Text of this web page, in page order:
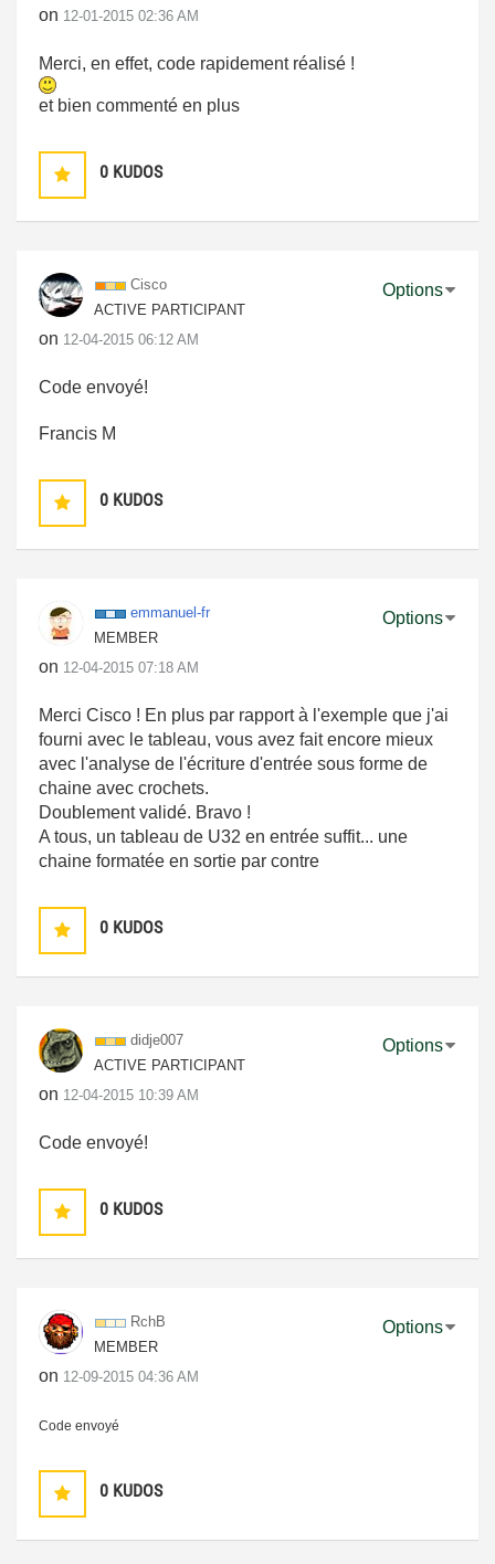
on ‎12-01-2015 02:36 AM
Merci, en effet, code rapidement réalisé !
et bien commenté en plus
0 KUDOS
Cisco
ACTIVE PARTICIPANT
on ‎12-04-2015 06:12 AM
Options
Code envoyé!
Francis M
0 KUDOS
emmanuel-fr
MEMBER
on ‎12-04-2015 07:18 AM
Options
Merci Cisco ! En plus par rapport à l'exemple que j'ai
fourni avec le tableau, vous avez fait encore mieux
avec l'analyse de l'écriture d'entrée sous forme de
chaine avec crochets.
Doublement validé. Bravo !
A tous, un tableau de U32 en entrée suffit... une
chaine formatée en sortie par contre
0 KUDOS
didje007
ACTIVE PARTICIPANT
on ‎12-04-2015 10:39 AM
Options
Code envoyé!
0 KUDOS
RchB
MEMBER
on ‎12-09-2015 04:36 AM
Options
Code envoyé
0 KUDOS